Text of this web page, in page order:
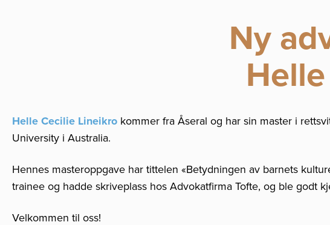
Ny
Helle Cecilie Lineikro kommer fra Åseral og har sin master i
University i Australia.
Hennes masteroppgave har tittelen «Betydningen av barnets
trainee og hadde skriveplass hos Advokatfirma Tofte, og ble godt
Velkommen til oss!